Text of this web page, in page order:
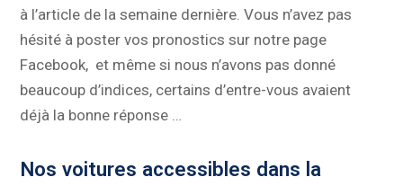
à l’article de la semaine dernière. Vous n’avez pas
hésité à poster vos pronostics sur notre page
Facebook, et même si nous n’avons pas donné
beaucoup d’indices, certains d’entre-vous avaient
déjà la bonne réponse …
Nos voitures accessibles dans la